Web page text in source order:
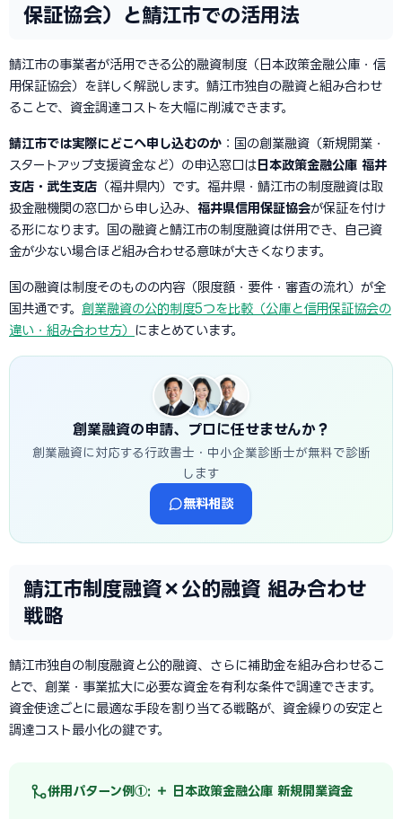
保証協会）と鯖江市での活用法
鯖江市の事業者が活用できる公的融資制度（日本政策金融公庫・信
用保証協会）を詳しく解説します。鯖江市独自の融資と組み合わせ
ることで、資金調達コストを大幅に削減できます。
鯖江市では実際にどこへ申し込むのか ：国の創業融資（新規開業・
スタートアップ支援資金など）の申込窓口は 日本政策金融公庫 福井
支店・武生支店 （福井県内）です。福井県・鯖江市の制度融資は取
扱金融機関の窓口から申し込み、 福井県信用保証協会が保証を付け
る形になります。国の融資と鯖江市の制度融資は併用でき、自己資
金が少ない場合ほど組み合わせる意味が大きくなります。
国の融資は制度そのものの内容（限度額・要件・審査の流れ）が全
国共通です。 創業融資の公的制度5つを比較（公庫と信用保証協会の
違い・組み合わせ方） にまとめています。
創業融資の申請、プロに任せませんか？
創業融資に対応する行政書士・中小企業診断士が無料で診断
します
無料相談
鯖江市制度融資×公的融資 組み合わせ
戦略
鯖江市独自の制度融資と公的融資、さらに補助金を組み合わせるこ
とで、創業・事業拡大に必要な資金を有利な条件で調達できます。
資金使途ごとに最適な手段を割り当てる戦略が、資金繰りの安定と
調達コスト最小化の鍵です。
併用パターン例①: ＋ 日本政策金融公庫 新規開業資金